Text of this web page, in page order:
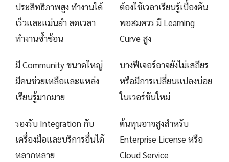
ประสิทธิภาพสูง ทำงานได้
เร็วและแม่นยำ ลดเวลา
ทำงานซ้ำซ้อน
ต้องใช้เวลาเรียนรู้เบื้องต้น
พอสมควร มี Learning
Curve สูง
มี Community ขนาดใหญ่
มีคนช่วยเหลือและแหล่ง
เรียนรู้มากมาย
บางฟีเจอร์อาจยังไม่เสถียร
หรือมีการเปลี่ยนแปลงบ่อย
ในเวอร์ชันใหม่
รองรับ Integration กับ
เครื่องมือและบริการอื่นได้
หลากหลาย
ต้นทุนอาจสูงสำหรับ
Enterprise License หรือ
Cloud Service